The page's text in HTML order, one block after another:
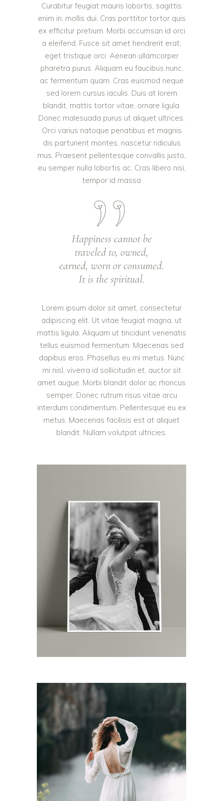
Curabitur feugiat mauris lobortis, sagittis
enim in, mollis dui. Cras porttitor tortor quis
ex efficitur pretium. Morbi accumsan id orci
a eleifend. Fusce sit amet hendrerit erat,
eget tristique orci. Aenean ullamcorper
pharetra purus. Aliquam eu faucibus nunc,
ac fermentum quam. Cras euismod neque
sed lorem cursus iaculis. Duis at lorem
blandit, mattis tortor vitae, ornare ligula.
Donec malesuada purus ut aliquet ultrices.
Orci varius natoque penatibus et magnis
dis parturient montes, nascetur ridiculus
mus. Praesent pellentesque convallis justo,
eu semper nulla lobortis ac. Cras libero nisi,
tempor id massa
Happiness cannot be
traveled to, owned,
earned, worn or consumed.
It is the spiritual.
Lorem ipsum dolor sit amet, consectetur
adipiscing elit. Ut vitae feugiat magna, ut
mattis ligula. Aliquam ut tincidunt venenatis
tellus euismod fermentum. Maecenas sed
dapibus eros. Phasellus eu mi metus. Nunc
mi nisl, viverra id sollicitudin et, auctor sit
amet augue. Morbi blandit dolor ac rhoncus
semper. Donec rutrum risus vitae arcu
interdum condimentum. Pellentesque eu ex
metus. Maecenas facilisis est at aliquet
blandit. Nullam volutpat ultricies.